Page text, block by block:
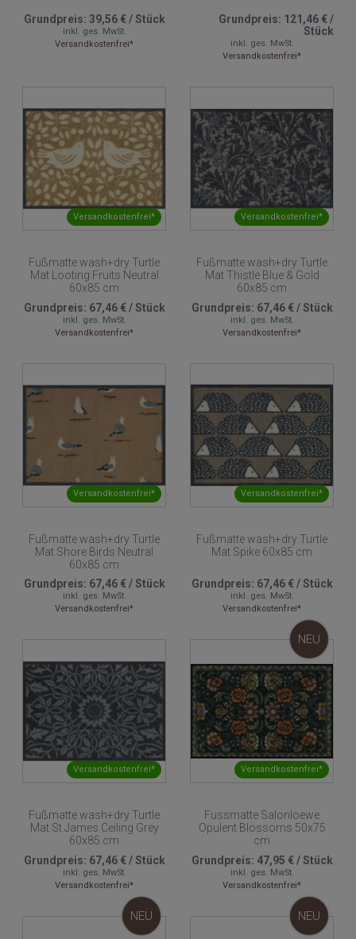
Grundpreis: 39,56 €/Stück
inkl. ges. MwSt.
Versandkostenfrei*
Grundpreis: 121,46 €/
Stück
inkl. ges. MwSt.
Versandkostenfrei*
Versandkostenfrei*
Fußmatte wash+dry Turtle
Mat Looting Fruits Neutral
60x85 cm
Grundpreis: 67,46 €/Stück
inkl. ges. MwSt.
Versandkostenfrei*
Versandkostenfrei*
Fußmatte wash+dry Turtle
Mat Thistle Blue & Gold
60x85 cm
Grundpreis: 67,46 €/Stück
inkl. ges. MwSt.
Versandkostenfrei*
Versandkostenfrei*
Fußmatte wash+dry Turtle
Mat Shore Birds Neutral
60x85 cm
Grundpreis: 67,46 €/Stück
inkl. ges. MwSt.
Versandkostenfrei*
Versandkostenfrei*
Fußmatte wash+dry Turtle
Mat Spike 60x85 cm
Grundpreis: 67,46 €/Stück
inkl. ges. MwSt.
Versandkostenfrei*
Versandkostenfrei*
Fußmatte wash+dry Turtle
Mat St James Ceiling Grey
60x85 cm
Grundpreis: 67,46 €/Stück
inkl. ges. MwSt.
Versandkostenfrei*
Versandkostenfrei*
NEU
Fussmatte Salonloewe
Opulent Blossoms 50x75
cm
Grundpreis: 47,95 €/Stück
inkl. ges. MwSt.
Versandkostenfrei*
NEU NEU